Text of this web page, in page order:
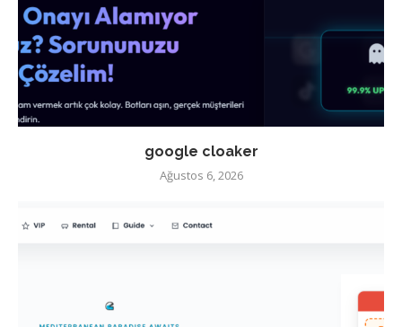
google cloaker
Ağustos 6, 2026